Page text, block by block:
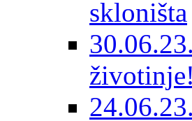
skloništa
životinje!